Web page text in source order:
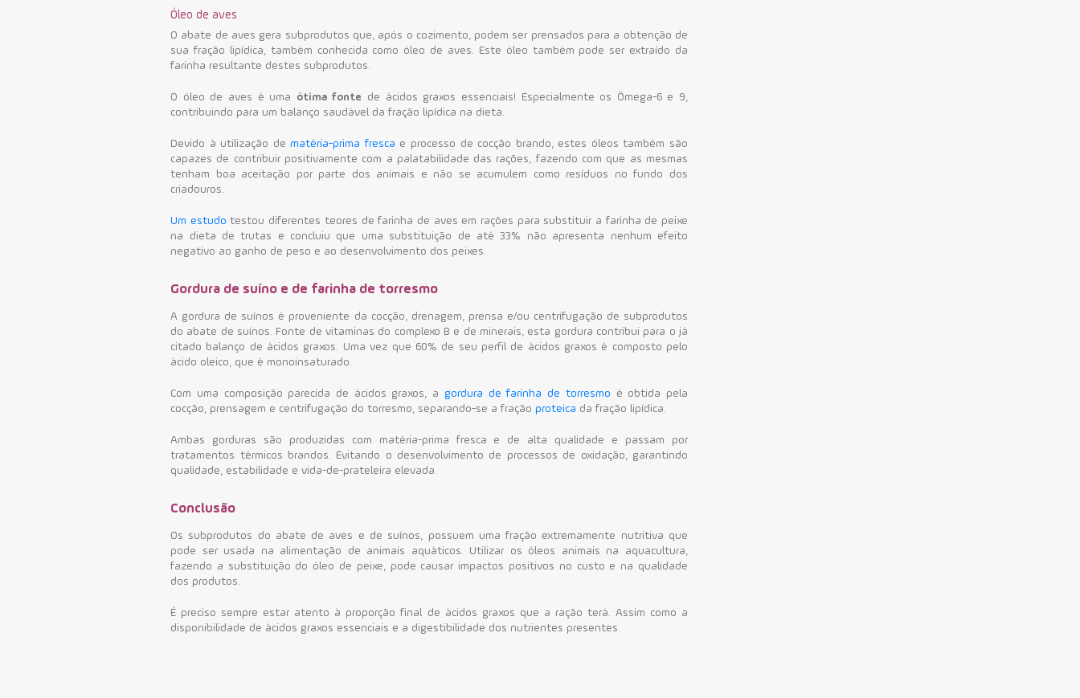
Óleo de aves
O abate de aves gera subprodutos que, após o cozimento, podem ser prensados para a obtenção de
sua fração lipídica, também conhecida como óleo de aves. Este óleo também pode ser extraído da
farinha resultante destes subprodutos.
O óleo de aves é uma ótima fonte
de ácidos graxos essenciais! Especialmente os Ômega-6 e 9,
contribuindo para um balanço saudável da fração lipídica na dieta.
Devido à utilização dematéria-prima fresca e processo de cocção brando, estes óleos também são
capazes de contribuir positivamente com a palatabilidade das rações, fazendo com que as mesmas
tenham boa aceitação por parte dos animais e não se acumulem como resíduos no fundo dos
criadouros.
Um estudo testou diferentes teores de farinha de aves em rações para substituir a farinha de peixe
na dieta de trutas e concluiu que uma substituição de até 33% não apresenta nenhum efeito
negativo ao ganho de peso e ao desenvolvimento dos peixes.
Gordura de suíno e de farinha de torresmo
A gordura de suínos é proveniente da cocção, drenagem, prensa e/ou centrifugação de subprodutos
do abate de suínos. Fonte de vitaminas do complexo B e de minerais, esta gordura contribui para o já
citado balanço de ácidos graxos. Uma vez que 60% de seu perfil de ácidos graxos é composto pelo
ácido oleico, que é monoinsaturado.
Com uma composição parecida de ácidos graxos, a gordura de farinha de torresmo é obtida pela
cocção, prensagem e centrifugação do torresmo, separando-se a fraçãoproteica da fração lipídica.
Ambas gorduras são produzidas com matéria-prima fresca e de alta qualidade e passam por
tratamentos térmicos brandos. Evitando o desenvolvimento de processos de oxidação, garantindo
qualidade, estabilidade e vida-de-prateleira elevada.
Conclusão
Os subprodutos do abate de aves e de suínos, possuem uma fração extremamente nutritiva que
pode ser usada na alimentação de animais aquáticos. Utilizar os óleos animais na aquacultura,
fazendo a substituição do óleo de peixe, pode causar impactos positivos no custo e na qualidade
dos produtos.
É preciso sempre estar atento à proporção final de ácidos graxos que a ração terá. Assim como a
disponibilidade de ácidos graxos essenciais e a digestibilidade dos nutrientes presentes.